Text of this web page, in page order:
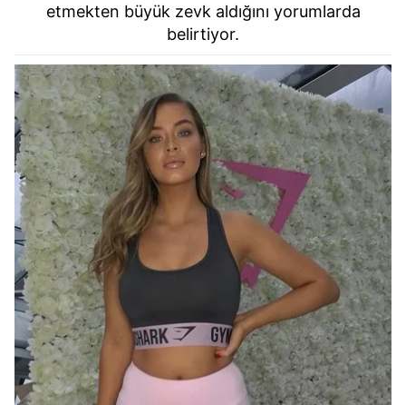
etmekten büyük zevk aldığını yorumlarda
belirtiyor.